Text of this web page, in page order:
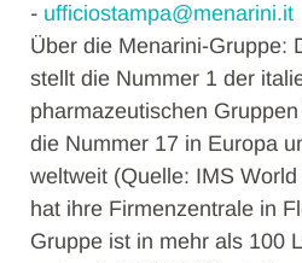
- ufficiostampa@menarini.it
Über die Menarini-Gruppe:
stellt die Nummer 1 der
pharmazeutischen
die Nummer 17 in Europa
weltweit (Quelle: IMS
hat ihre Firmenzentrale in
Gruppe ist in mehr als 100